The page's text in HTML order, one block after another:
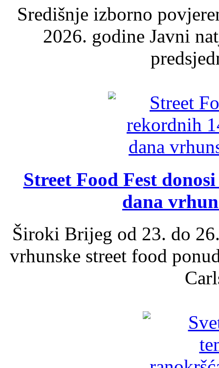
Središnje izborno
2026. godine Javni
Street Food Fest
dana
Široki Brijeg od 23. do
vrhunske street food